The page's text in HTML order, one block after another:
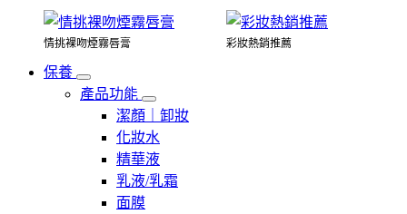
情挑裸吻煙霧唇膏 彩妝熱銷推薦
保養
產品功能
潔顏｜卸妝
化妝水
精華液
乳液/乳霜
面膜